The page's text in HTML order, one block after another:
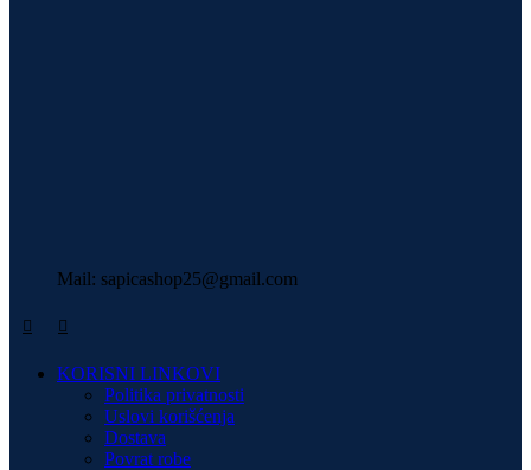
Mail: sapicashop25@gmail.com
KORISNI LINKOVI
Politika privatnosti
Uslovi korišćenja
Dostava
Povrat robe